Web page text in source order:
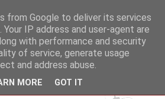
stratégique
from Google to deliver its services
IP address and user-agent are
with performance and security
of service, generate usage
and address abuse.
MORE GOT IT